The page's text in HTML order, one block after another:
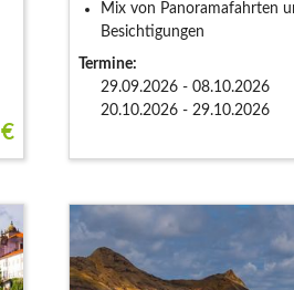
€
Mix von Panoramafahrten
Besichtigungen
Termine:
29.09.2026 - 08.10.2026
20.10.2026 - 29.10.2026